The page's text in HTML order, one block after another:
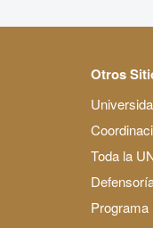
Otros
Toda la